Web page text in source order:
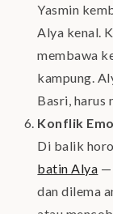
Yasmin
Alya kenal.
membawa
kampung.
Basri, harus
Konflik
Di balik
batin Alya —
dan dilema